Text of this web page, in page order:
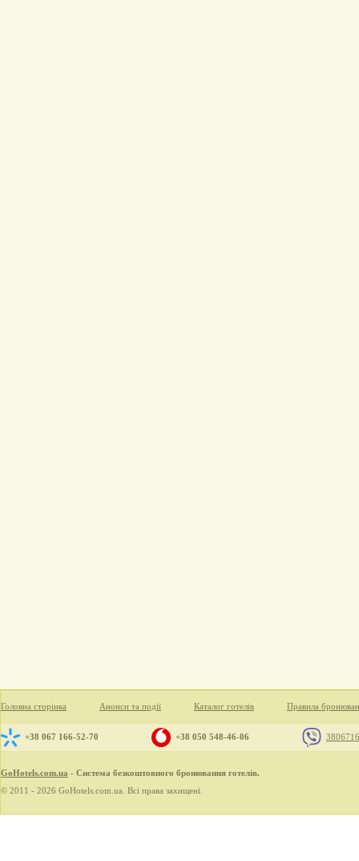
Головна сторінка Анонси та події Каталог готелів Правила
+38 067 166-52-70 +38 050 548-46-06
GoHotels.com.ua - Система безкоштовного бронювання готелів.
© 2011 - 2026 GoHotels.com.ua. Всі права захищені.